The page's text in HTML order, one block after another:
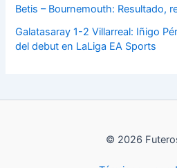
Betis – Bournemouth: Resultado,
Galatasaray 1-2 Villarreal: Iñigo
del debut en LaLiga EA Sports
© 2026